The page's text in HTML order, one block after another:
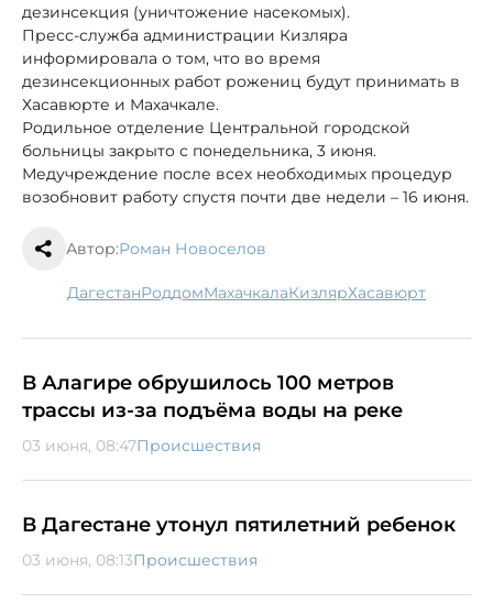
дезинсекция (уничтожение насекомых).
Пресс-служба администрации Кизляра
информировала о том, что во время
дезинсекционных работ рожениц будут принимать в
Хасавюрте и Махачкале.
Родильное отделение Центральной городской
больницы закрыто с понедельника, 3 июня.
Медучреждение после всех необходимых процедур
возобновит работу спустя почти две недели – 16 июня.
Автор:Роман Новоселов
Дагестан роддом Махачкала Кизляр Хасавюрт
В Алагире обрушилось 100 метров
трассы из-за подъёма воды на реке
03 июня, 08:47Происшествия
В Дагестане утонул пятилетний ребенок
03 июня, 08:13Происшествия